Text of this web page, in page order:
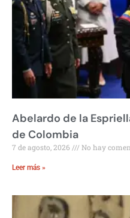
Abelardo de la
de Colombia
7 de agosto, 2026 No hay
Leer más »